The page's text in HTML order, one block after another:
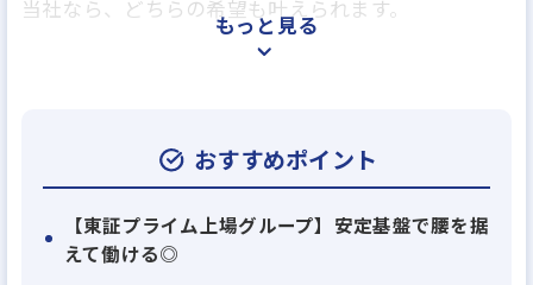
当社なら、どちらの希望も叶えられます。
理を⼿がけています。
⾼いブランド⼒とニーズを捉えたサービス⼒で、管
理⼾数66万⼾というスケールの⼤きな事業を展開し
ています。
もっと見る
おすすめポイント
【東証プライム上場グループ】安定基盤で腰を据
えて働ける◎